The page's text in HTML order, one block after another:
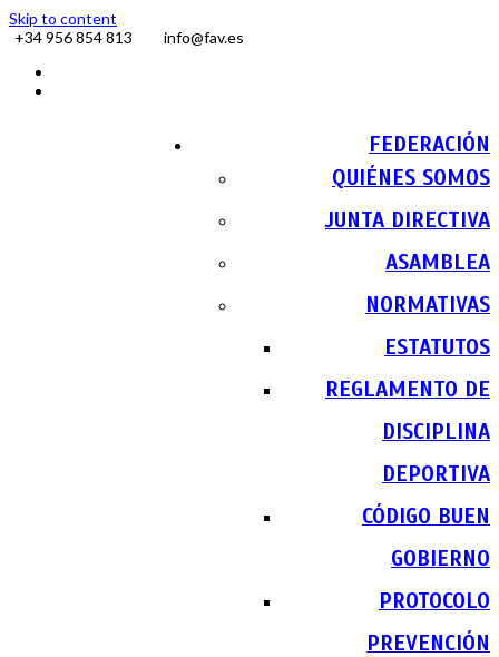
Skip to content
+34 956 854 813
info@fav.es
FEDERACIÓN
QUIÉNES SOMOS
JUNTA DIRECTIVA
ASAMBLEA
NORMATIVAS
ESTATUTOS
REGLAMENTO DE
DISCIPLINA
DEPORTIVA
CÓDIGO BUEN
GOBIERNO
PROTOCOLO
PREVENCIÓN